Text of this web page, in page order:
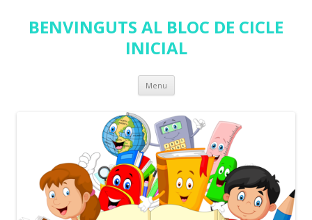
BENVINGUTS AL BLOC DE CICLE
INICIAL
Menu Skip
content